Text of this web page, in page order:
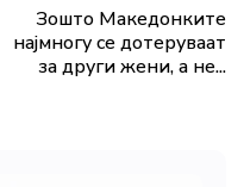
Зошто Македонките
најмногу се дотеруваат
за други жени, а не...